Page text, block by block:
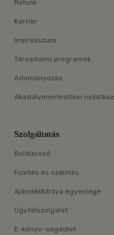
Rólunk
Karrier
Impresszum
Társadalmi programok
Adományozás
Akadálymentesítési
Szolgáltatás
Boltkereső
Fizetés és szállítás
Ajándékkártya egyenlege
Ügyfélszolgálat
E-könyv-segédlet